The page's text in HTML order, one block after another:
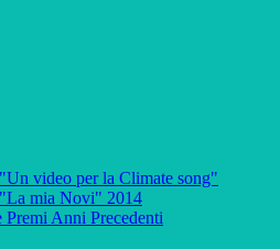
video per la Climate song"
mia Novi" 2014
Premi Anni Precedenti